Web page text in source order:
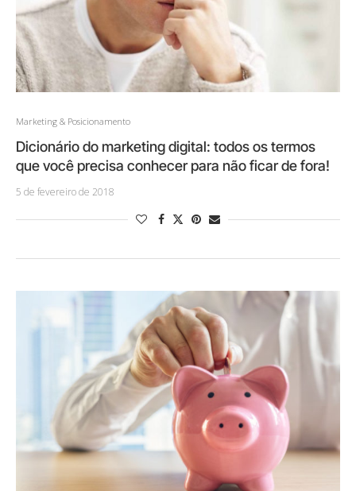
Marketing & Posicionamento
Dicionário do marketing digital: todos os termos
que você precisa conhecer para não ficar de fora!
5 de fevereiro de 2018